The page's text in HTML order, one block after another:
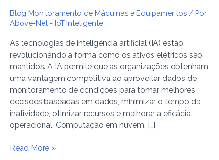
Blog Monitoramento de Máquinas e Equipamentos / Por
Above-Net - IoT Inteligente
As tecnologias de inteligência artificial (IA) estão
revolucionando a forma como os ativos elétricos são
mantidos. A IA permite que as organizações obtenham
uma vantagem competitiva ao aproveitar dados de
monitoramento de condições para tomar melhores
decisões baseadas em dados, minimizar o tempo de
inatividade, otimizar recursos e melhorar a eficácia
operacional. Computação em nuvem, […]
Read More »